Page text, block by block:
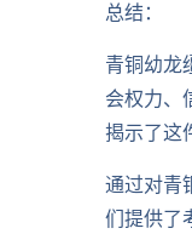
总结：
青铜幼龙
会权力、
揭示了这
通过对青
们提供了